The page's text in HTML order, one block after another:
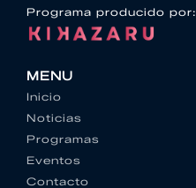
Programa producido por:
MENU
Inicio
Noticias
Programas
Eventos
Contacto